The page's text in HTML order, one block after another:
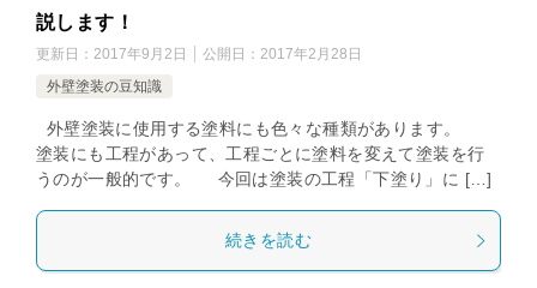
説します！
更新日： 2017年9月2日 公開日： 2017年2月28日
外壁塗装の豆知識
外壁塗装に使用する塗料にも色々な種類があります。
塗装にも工程があって、工程ごとに塗料を変えて塗装を行
うのが一般的です。 今回は塗装の工程「下塗り」に […]
続きを読む